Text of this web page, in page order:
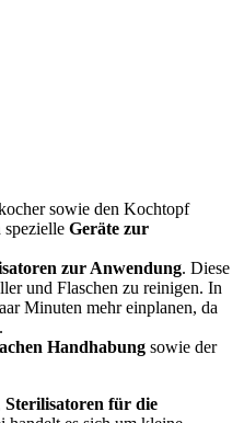
sowie den Kochtopf
spezielle Geräte zur
zur Anwendung. Diese
und Flaschen zu reinigen. In
Minuten mehr einplanen, da
Handhabung sowie der
Sterilisatoren für die